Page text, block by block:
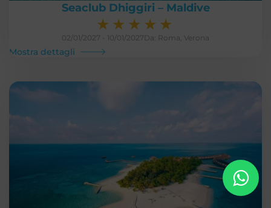
Seaclub Dhiggiri – Maldive
★ ★ ★ ★ ★
02/01/2027 - 10/01/2027 Da: Roma, Verona
Mostra dettagli